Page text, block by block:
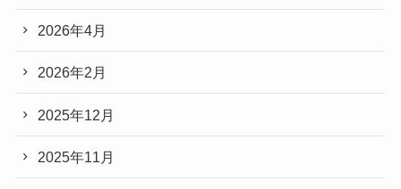
2026年4月
2026年2月
2025年12月
2025年11月